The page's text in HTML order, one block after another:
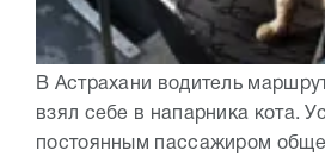
В Астрахани водитель
взял себе в напарника кота.
постоянным пассажиром